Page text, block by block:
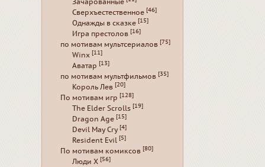
Зачарованные
Сверхъестественное [46]
Однажды в сказке [15]
Игра престолов [16]
по мотивам мультсериалов [75]
Winx [11]
Аватар [13]
по мотивам мультфильмов [35]
Король Лев [20]
По мотивам игр [128]
The Elder Scrolls [19]
Dragon Age [15]
Devil May Cry [4]
Resident Evil [5]
По мотивам комиксов [80]
Люди Х [56]